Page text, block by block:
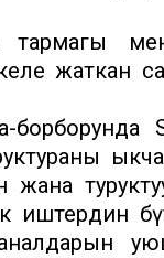
жаткан
борборунда
жана
иштердин